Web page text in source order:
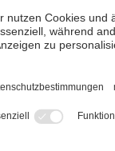
Skiverleihe bieten
Größe, diese ist
sein,
Kopfverletzungen
das Tragen
schützt auch
Pisten nichts